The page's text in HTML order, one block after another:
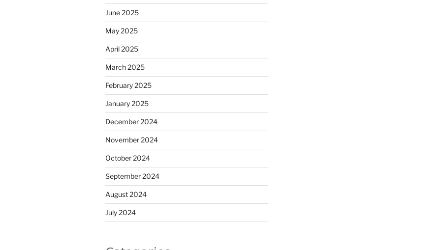
June 2025
May 2025
April 2025
March 2025
February 2025
January 2025
December 2024
November 2024
October 2024
September 2024
August 2024
July 2024